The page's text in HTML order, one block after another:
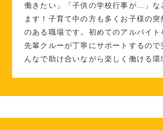
働きたい」「子供の学校行事が…」な
ます！子育て中の方も多くお子様の
のある職場です。初めてのアルバイト
先輩クルーが丁寧にサポートするの
んなで助け合いながら楽しく働ける環